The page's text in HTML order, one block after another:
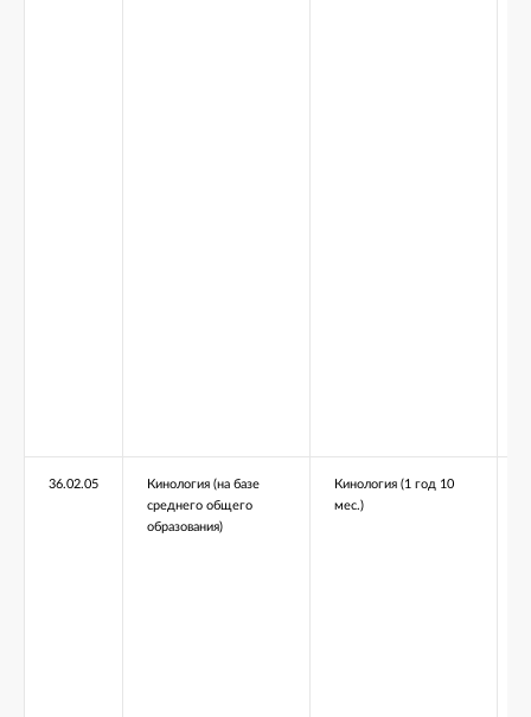
36.02.05
Кинология (на базе
среднего общего
образования)
Кинология (1 год 10
мес.)